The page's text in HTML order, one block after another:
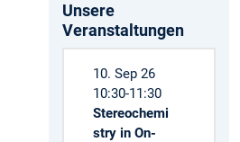
Unsere
Veranstaltungen
10. Sep 26
10:30-11:30
Stereochemi
stry in On-